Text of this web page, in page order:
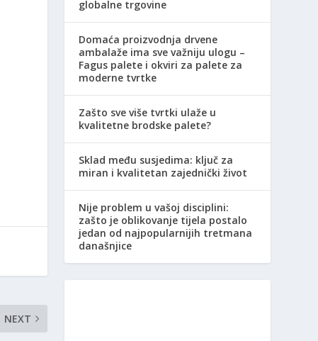
NEXT
globalne trgovine
Domaća proizvodnja drvene
ambalaže ima sve važniju ulogu –
Fagus palete i okviri za palete za
moderne tvrtke
Zašto sve više tvrtki ulaže u
kvalitetne brodske palete?
Sklad među susjedima: ključ za
miran i kvalitetan zajednički život
Nije problem u vašoj disciplini:
zašto je oblikovanje tijela postalo
jedan od najpopularnijih tretmana
današnjice